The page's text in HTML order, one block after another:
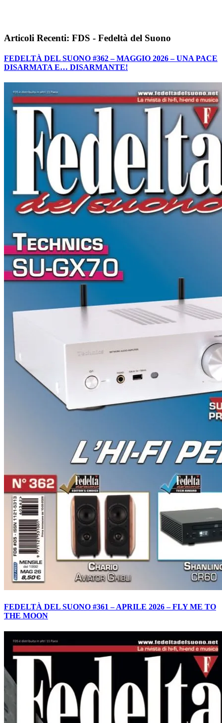
Articoli Recenti: FDS - Fedeltà del Suono
FEDELTÀ DEL SUONO #362 – MAGGIO 2026 – UNA PACE
DISARMATA E… DISARMANTE!
FEDELTÀ DEL SUONO #361 – APRILE 2026 – FLY ME TO
THE MOON